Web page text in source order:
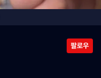
팔로우